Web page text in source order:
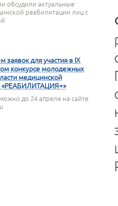
обсудили актуальные
реабилитации лиц с
заявок для участия в IX
конкурсе молодежных
медицинской
«РЕАБИЛИТАЦИЯ+»
до 24 апреля на сайте